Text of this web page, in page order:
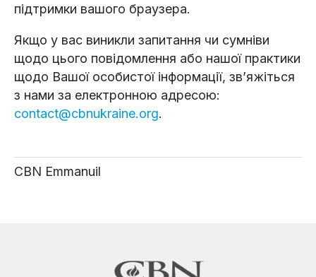
підтримки вашого браузера.
Якщо у вас виникли запитання чи сумніви
щодо цього повідомлення або нашої практики
щодо Вашої особистої інформації, зв’яжіться
з нами за електронною адресою:
contact@cbnukraine.org.
CBN Emmanuil